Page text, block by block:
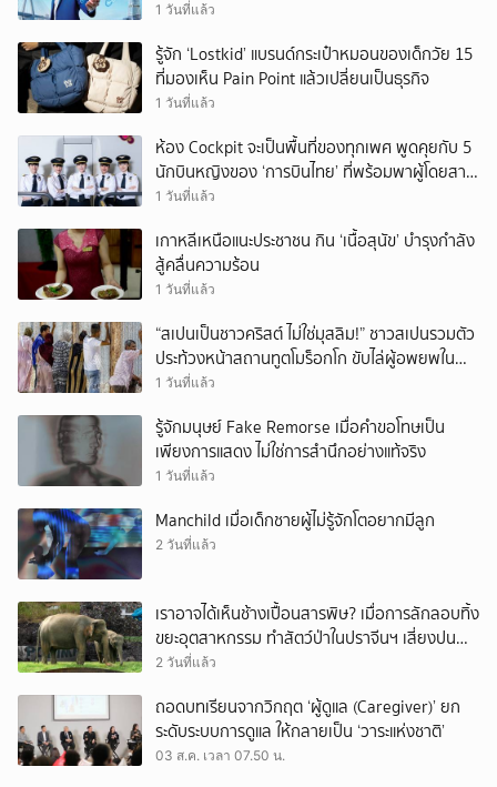
1 วันที่แล้ว
รู้จัก ‘Lostkid’ แบรนด์กระเป๋าหมอนของเด็กวัย 15
ที่มองเห็น Pain Point แล้วเปลี่ยนเป็นธุรกิจ
1 วันที่แล้ว
ห้อง Cockpit จะเป็นพื้นที่ของทุกเพศ พูดคุยกับ 5
นักบินหญิงของ ‘การบินไทย’ ที่พร้อมพาผู้โดยสาร
บินไปทั่วโลก
1 วันที่แล้ว
เกาหลีเหนือแนะประชาชน กิน ‘เนื้อสุนัข’ บำรุงกำลัง
สู้คลื่นความร้อน
1 วันที่แล้ว
“สเปนเป็นชาวคริสต์ ไม่ใช่มุสลิม!” ชาวสเปนรวมตัว
ประท้วงหน้าสถานทูตโมร็อกโก ขับไล่ผู้อพยพใน
เมืองเซวตาออกนอกประเทศ
1 วันที่แล้ว
รู้จักมนุษย์ Fake Remorse เมื่อคำขอโทษเป็น
เพียงการแสดง ไม่ใช่การสำนึกอย่างแท้จริง
1 วันที่แล้ว
Manchild เมื่อเด็กชายผู้ไม่รู้จักโตอยากมีลูก
2 วันที่แล้ว
เราอาจได้เห็นช้างเปื้อนสารพิษ? เมื่อการลักลอบทิ้ง
ขยะอุตสาหกรรม ทำสัตว์ป่าในปราจีนฯ เสี่ยงปน
เปื้อน
2 วันที่แล้ว
ถอดบทเรียนจากวิกฤต ‘ผู้ดูแล (Caregiver)’ ยก
ระดับระบบการดูแล ให้กลายเป็น ‘วาระแห่งชาติ’
03 ส.ค. เวลา 07.50 น.